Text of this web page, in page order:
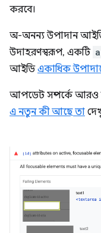
করবে।
অ-অনন্য উপাদান আইডি
উদাহরণস্বরূপ, একটি
আইডিএকাধিক
আপডেট সম্পর্কে আরও
এ নতুন কী আছে তা